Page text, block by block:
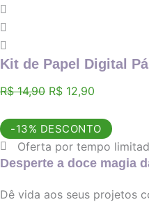
Kit de Papel Digital
R$14,90 O
original
era:
R$ 14,90.
R$ 12,90
atual
é:
R$ 12,90.
-13% DESCONTO
Oferta por tempo
Desperte a doce magia
Dê vida aos seus projetos